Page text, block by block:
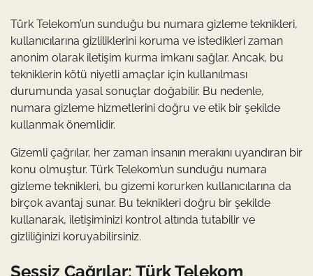
Türk Telekom’un sunduğu bu numara gizleme teknikleri,
kullanıcılarına gizliliklerini koruma ve istedikleri zaman
anonim olarak iletişim kurma imkanı sağlar. Ancak, bu
tekniklerin kötü niyetli amaçlar için kullanılması
durumunda yasal sonuçlar doğabilir. Bu nedenle,
numara gizleme hizmetlerini doğru ve etik bir şekilde
kullanmak önemlidir.
Gizemli çağrılar, her zaman insanın merakını uyandıran bir
konu olmuştur. Türk Telekom’un sunduğu numara
gizleme teknikleri, bu gizemi korurken kullanıcılarına da
birçok avantaj sunar. Bu teknikleri doğru bir şekilde
kullanarak, iletişiminizi kontrol altında tutabilir ve
gizliliğinizi koruyabilirsiniz.
Sessiz Çağrılar: Türk Telekom